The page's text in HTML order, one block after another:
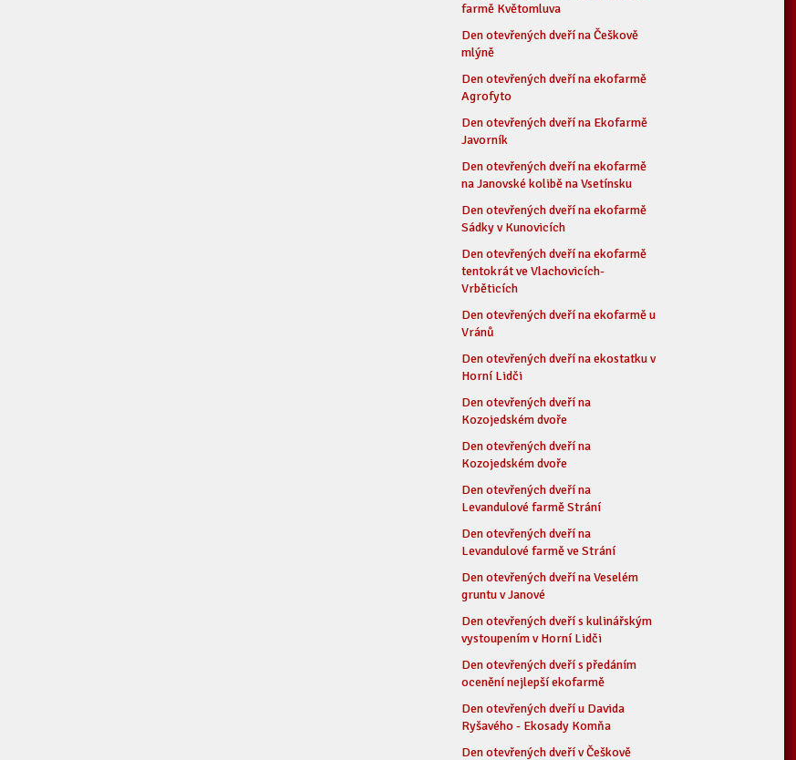
farmě Květomluva
Den otevřených dveří na Češkově
mlýně
Den otevřených dveří na ekofarmě
Agrofyto
Den otevřených dveří na Ekofarmě
Javorník
Den otevřených dveří na ekofarmě
na Janovské kolibě na Vsetínsku
Den otevřených dveří na ekofarmě
Sádky v Kunovicích
Den otevřených dveří na ekofarmě
tentokrát ve Vlachovicích-
Vrběticích
Den otevřených dveří na ekofarmě u
Vránů
Den otevřených dveří na ekostatku v
Horní Lidči
Den otevřených dveří na
Kozojedském dvoře
Den otevřených dveří na
Kozojedském dvoře
Den otevřených dveří na
Levandulové farmě Strání
Den otevřených dveří na
Levandulové farmě ve Strání
Den otevřených dveří na Veselém
gruntu v Janové
Den otevřených dveří s kulinářským
vystoupením v Horní Lidči
Den otevřených dveří s předáním
ocenění nejlepší ekofarmě
Den otevřených dveří u Davida
Ryšavého - Ekosady Komňa
Den otevřených dveří v Češkově